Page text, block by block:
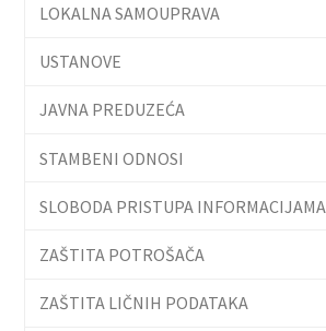
LOKALNA SAMOUPRAVA
USTANOVE
JAVNA PREDUZEĆA
STAMBENI ODNOSI
SLOBODA PRISTUPA INFORMACIJAMA
ZAŠTITA POTROŠAČA
ZAŠTITA LIČNIH PODATAKA